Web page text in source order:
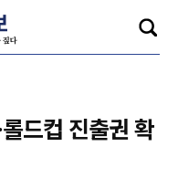
드컵 진출권 확